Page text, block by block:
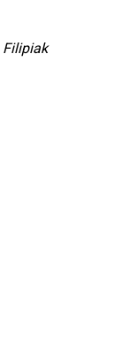
Filipiak